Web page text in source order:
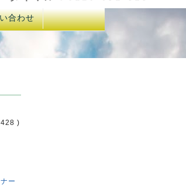
合わせ
)
ー